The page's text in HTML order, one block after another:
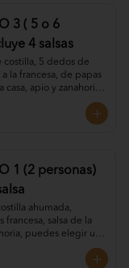
6
4 salsas
costilla, 5 dedos de
la francesa, de papas
casa, apio y zanahoria,
1 (2 personas)
ahumada,
francesa, salsa de la
puedes elegir una